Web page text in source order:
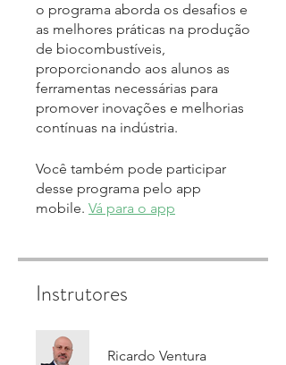
o programa aborda os desafios e
as melhores práticas na produção
de biocombustíveis,
proporcionando aos alunos as
ferramentas necessárias para
promover inovações e melhorias
contínuas na indústria.
Você também pode participar
desse programa pelo app
mobile. Vá para o app
Instrutores
Ricardo Ventura